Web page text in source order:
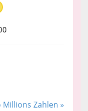
Millions Zahlen »